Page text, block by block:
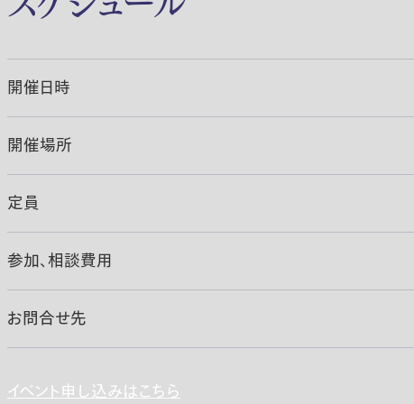
開催日時
開催場所
定員
参加、相談費用
お問合せ先
イベント申し込みはこちら